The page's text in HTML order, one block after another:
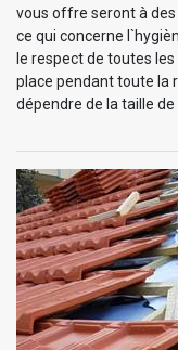
vous offre seront à des
ce qui concerne
le respect de toutes
place pendant toute la
dépendre de la taille